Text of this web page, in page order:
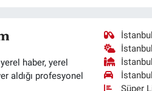
haber, yerel
aldığı profesyonel
Süper